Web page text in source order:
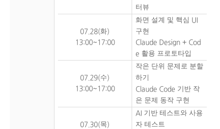
터뷰
07.28(화)
13:00~17:00
화면 설계 및 핵심 UI
구현
Claude Design + Cod
e 활용 프로토타입
07.29(수)
13:00~17:00
작은 단위 문제로 분할
하기
Claude Code 기반 작
은 문제 동작 구현
07.30(목)
AI 기반 테스트와 사용
자 테스트